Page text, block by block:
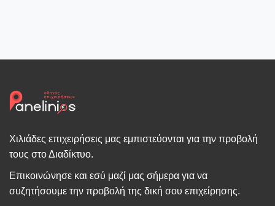
Χιλιάδες επιχειρήσεις μας εμπιστεύονται για την προβολή
τους στο Διαδίκτυο.
Επικοινώνησε και εσύ μαζί μας σήμερα για να
συζητήσουμε την προβολή της δική σου επιχείρησης.